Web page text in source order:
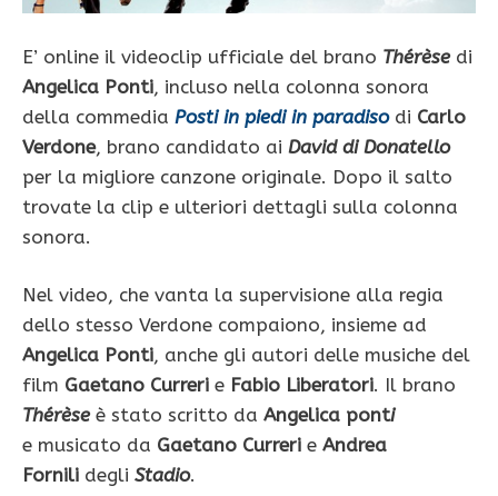
E’ online il videoclip ufficiale del brano Thérèsedi
Angelica Ponti, incluso nella colonna sonora
della commedia Posti in piedi in paradisodi Carlo
Verdone, brano candidato ai David di Donatello
per la migliore canzone originale. Dopo il salto
trovate la clip e ulteriori dettagli sulla colonna
sonora.
Nel video, che vanta la supervisione alla regia
dello stesso Verdone compaiono, insieme ad
Angelica Ponti, anche gli autori delle musiche del
film Gaetano Curreri e Fabio Liberatori. Il brano
Thérèse è stato scritto da Angelica ponti
e musicato da Gaetano Curreri e Andrea
Fornili degli Stadio.